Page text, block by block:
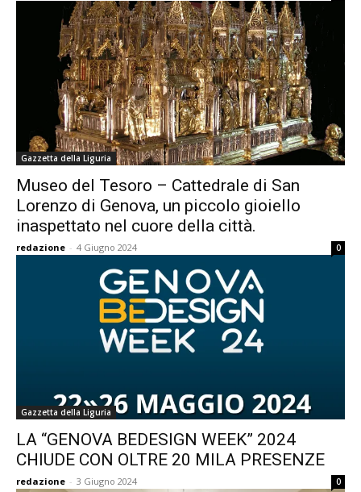
Gazzetta della Liguria
Museo del Tesoro – Cattedrale di San
Lorenzo di Genova, un piccolo gioiello
inaspettato nel cuore della città.
redazione - 4 Giugno 2024 0
Gazzetta della Liguria
LA “GENOVA BEDESIGN WEEK” 2024
CHIUDE CON OLTRE 20 MILA PRESENZE
redazione - 3 Giugno 2024 0